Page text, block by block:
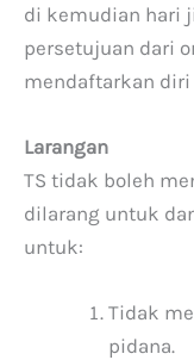
di kemudian hari
persetujuan dari
mendaftarkan
Larangan
TS tidak boleh
dilarang untuk
untuk:
Tidak
pidana.